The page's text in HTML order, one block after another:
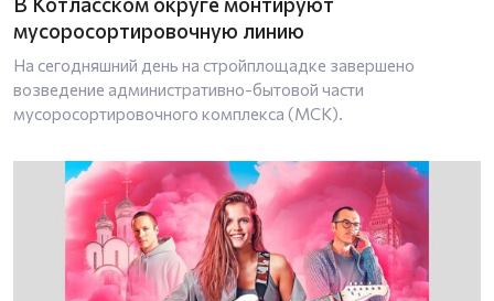
мусоросортировочную линию
На сегодняшний день на стройплощадке завершено
возведение административно-бытовой части
мусоросортировочного комплекса (МСК).